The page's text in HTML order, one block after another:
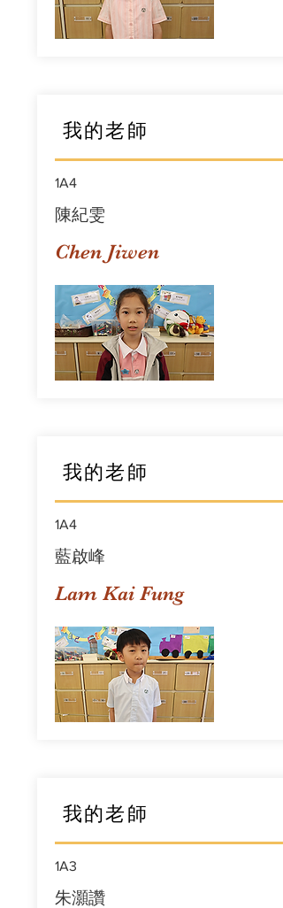
我的老師
1A4
陳紀雯
Chen Jiwen
我的老師
1A4
藍啟峰
Lam Kai Fung
我的老師
1A3
朱灝讚